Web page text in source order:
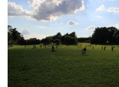
IMPRESSUM